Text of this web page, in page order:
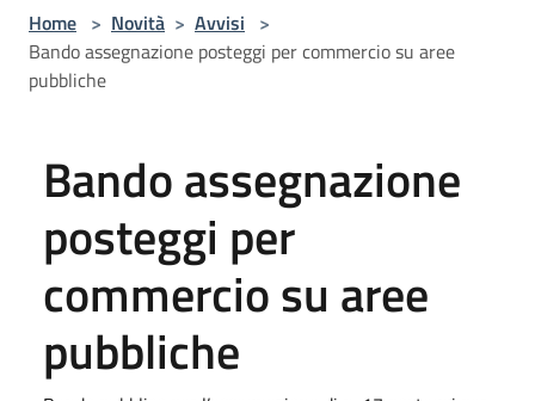
Home > Novità > Avvisi >
Bando assegnazione posteggi per commercio su aree
pubbliche
Bando assegnazione
posteggi per
commercio su aree
pubbliche